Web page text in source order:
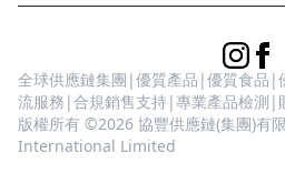
全球供應鏈集團|優質產品|優質食品|
流服務|合規銷售支持|專業產品檢測|
版權所有 ©2026 協豐供應鏈(集團)有
International Limited